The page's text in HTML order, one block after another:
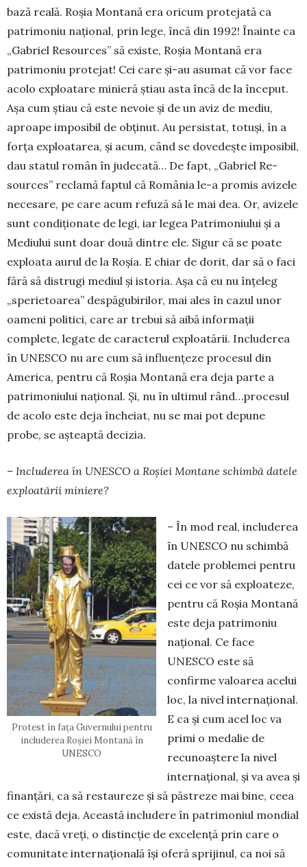
bază reală. Roșia Montană era oricum protejată ca
patrimoniu național, prin lege, încă din 1992! Înainte ca
„Gabriel Resources” să existe, Roșia Montană era
patrimoniu protejat! Cei care și-au asumat că vor face
acolo exploatare minieră știau asta încă de la început.
Așa cum știau că este nevoie și de un aviz de mediu,
aproape imposibil de obținut. Au persistat, totuși, în a
forța exploa­ta­rea, și acum, când se dovedește imposibil,
dau sta­tul român în judecată… De fapt, „Gabriel Re­
sources” reclamă faptul că România le-a promis avizele
necesare, pe care acum refuză să le mai dea. Or, avizele
sunt condiționate de legi, iar legea Pa­trimoniului și a
Mediului sunt doar două dintre ele. Sigur că se poate
exploata aurul de la Roșia. E chiar de dorit, dar să o faci
fără să distrugi mediul și istoria. Așa că eu nu înțeleg
„sperietoarea” des­păgubirilor, mai ales în cazul unor
oameni politici, care ar trebui să aibă informații
complete, le­gate de caracterul exploatării. Includerea
în UNES­CO nu are cum să influențeze procesul din
America, pentru că Roșia Montană era deja parte a
patrimo­niului național. Și, nu în ultimul rând…procesul
de acolo este deja încheiat, nu se mai pot depune
probe, se așteaptă decizia.
– Includerea în UNESCO a Roșiei Montane schimbă datele
exploatării miniere?
Protest în fața Guvernului pentru
includerea Roșiei Montană în
UNESCO
– În mod real, includerea
în UNESCO nu schimbă
datele proble­mei pentru
cei ce vor să exploateze,
pen­tru că Roșia Montană
este deja patri­moniu
național. Ce face
UNESCO este să
confirme valoarea acelui
loc, la nivel internațional.
E ca și cum acel loc va
primi o medalie de
recunoaștere la nivel
internațional, și va avea și
fi­nanțări, ca să restaureze și să păstreze mai bine, ceea
ce există deja. Această includere în patrimoniul mondial
este, dacă vreți, o distincție de excelență prin care o
comunitate internațională își oferă sprijinul, ca noi să